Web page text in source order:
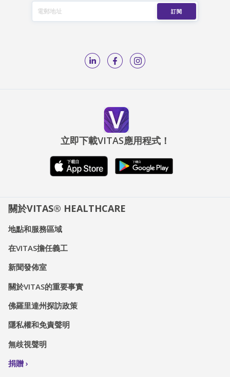
立即下載VITAS應用程式！
關於VITAS® HEALTHCARE
地點和服務區域
在VITAS擔任義工
新聞發佈室
關於VITAS的重要事實
佛羅里達州探訪政策
隱私權和免責聲明
無歧視聲明
捐贈